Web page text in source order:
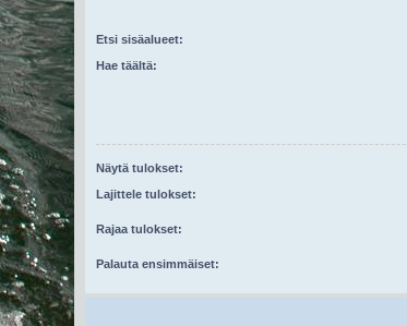
Etsi sisäalueet:
Hae täältä:
Näytä tulokset:
Lajittele tulokset:
Rajaa tulokset:
Palauta ensimmäiset: